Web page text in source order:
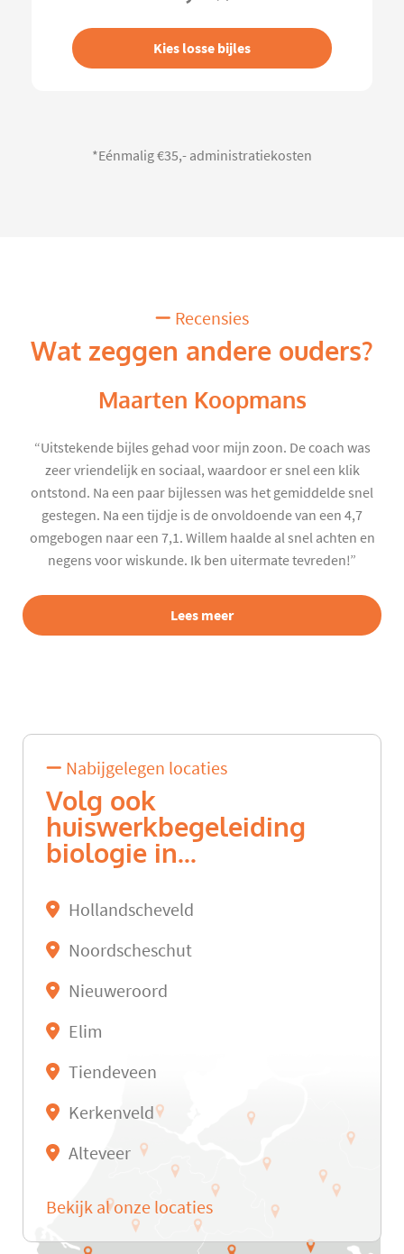
Kies losse bijles
*Eénmalig €35,- administratiekosten
Recensies
Wat zeggen andere ouders?
Maarten Koopmans
“Uitstekende bijles gehad voor mijn zoon. De coach was
zeer vriendelijk en sociaal, waardoor er snel een klik
ontstond. Na een paar bijlessen was het gemiddelde snel
gestegen. Na een tijdje is de onvoldoende van een 4,7
omgebogen naar een 7,1. Willem haalde al snel achten en
negens voor wiskunde. Ik ben uitermate tevreden!”
Lees meer
Nabijgelegen locaties
Volg ook
huiswerkbegeleiding
biologie in...
Hollandscheveld
Noordscheschut
Nieuweroord
Elim
Tiendeveen
Kerkenveld
Alteveer
Bekijk al onze locaties